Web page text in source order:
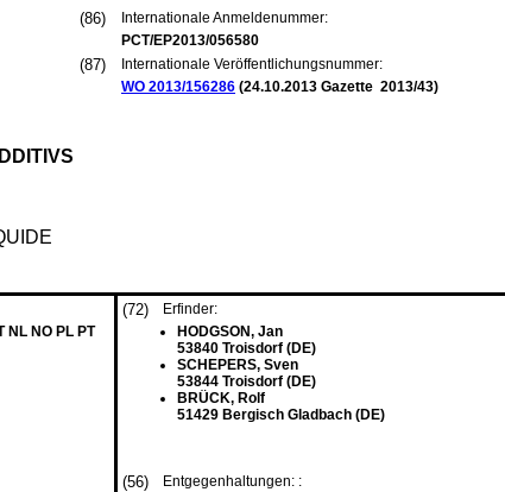
(86)
Internationale Anmeldenummer:
PCT/EP2013/056580
(87)
Internationale Veröffentlichungsnummer:
WO 2013/156286 (24.10.2013 Gazette 2013/43)
NL NO PL PT
(72)
Erfinder:
HODGSON, Jan
53840 Troisdorf (DE)
SCHEPERS, Sven
53844 Troisdorf (DE)
BRÜCK, Rolf
51429 Bergisch Gladbach (DE)
(56)
Entgegenhaltungen: :